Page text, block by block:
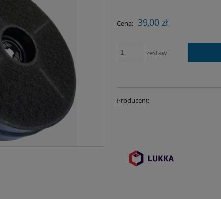
Cena: 39,00 zł
zestaw
Producent: